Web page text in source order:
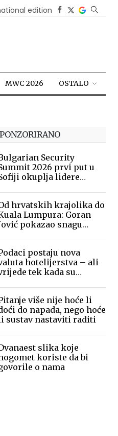
edition
MWC 2026 OSTALO
Security
2026 prvi put u
okuplja lidere
hrvatskih krajolika do
Lumpura: Goran
pokazao snagu
postaju nova
hotelijerstva – ali
tek kada su
više nije hoće li
do napada, nego hoće
sustav nastaviti raditi
slika koje
koriste da bi
o nama